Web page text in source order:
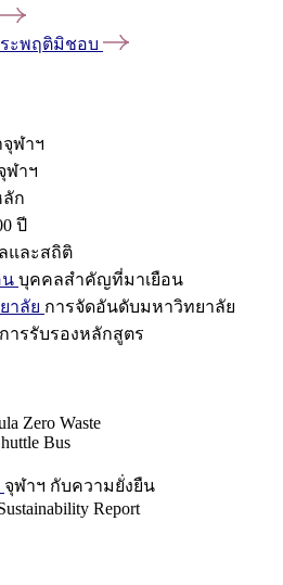
ะพฤติมิชอบ
ฬาฯ
ฬาฯ
ก
ปี
และสถิติ
น บุคคลสำคัญที่มาเยือน
าลัย การจัดอันดับมหาวิทยาลัย
การรับรองหลักสูตร
Zero Waste
Bus
จุฬาฯ กับความยั่งยืน
Report